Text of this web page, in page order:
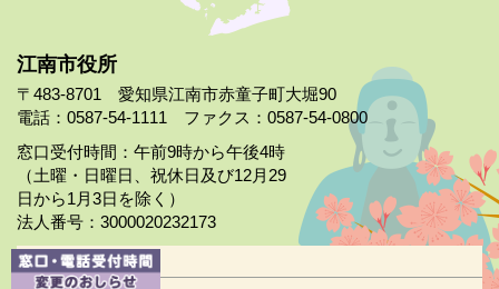
江南市役所
〒483-8701 愛知県江南市赤童子町大堀90
電話：0587-54-1111 ファクス：0587-54-0800
窓口受付時間：午前9時から午後4時
（土曜・日曜日、祝休日及び12月29
日から1月3日を除く）
法人番号：3000020232173
市役所案内